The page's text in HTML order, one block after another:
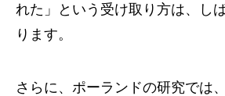
れた」という受け取り方は、し
ります。
さらに、ポーランドの研究では